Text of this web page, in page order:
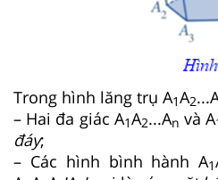
Trong hình lăng trụ A1A2
– Hai đa giác A1A2...An và A
đáy;
– Các hình bình hành A1